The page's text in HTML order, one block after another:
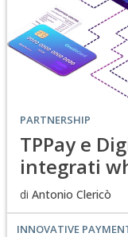
PARTNERSHIP
TPPay e
integrati
di Antonio Clericò
INNOVATIVE